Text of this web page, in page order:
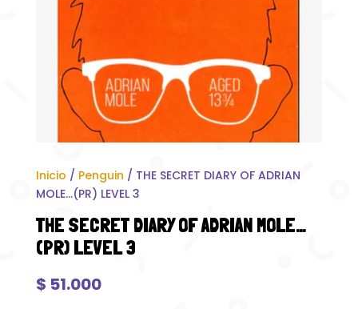
Inicio / Penguin / THE SECRET DIARY OF ADRIAN
MOLE…(PR) LEVEL 3
THE SECRET DIARY OF ADRIAN MOLE…
(PR) LEVEL 3
$ 51.000